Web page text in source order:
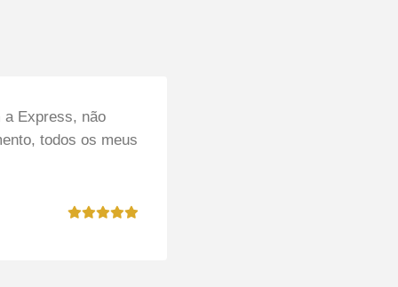
a Express, não
todos os meus